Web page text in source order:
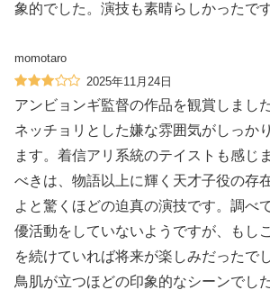
象的でした。演技も素晴らしかったです
momotaro
2025年11月24日
アンビョンギ監督の作品を観賞しまし
ネッチョリとした嫌な雰囲気がしっか
ます。着信アリ系統のテイストも感じ
べきは、物語以上に輝く天才子役の存
よと驚くほどの迫真の演技です。調べ
優活動をしていないようですが、もし
を続けていれば将来が楽しみだったで
鳥肌が立つほどの印象的なシーンでした